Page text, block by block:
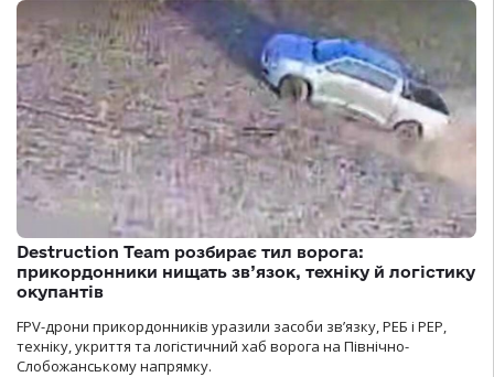
Destruction Team розбирає тил ворога:
прикордонники нищать зв’язок, техніку й логістику
окупантів
FPV-дрони прикордонників уразили засоби зв’язку, РЕБ і РЕР,
техніку, укриття та логістичний хаб ворога на Північно-
Слобожанському напрямку.